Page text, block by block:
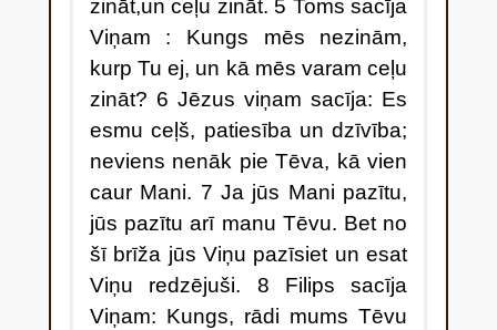
zināt,un ceļu zināt. 5 Toms sacīja
Viņam : Kungs mēs nezinām,
kurp Tu ej, un kā mēs varam ceļu
zināt? 6 Jēzus viņam sacīja: Es
esmu ceļš, patiesība un dzīvība;
neviens nenāk pie Tēva, kā vien
caur Mani. 7 Ja jūs Mani pazītu,
jūs pazītu arī manu Tēvu. Bet no
šī brīža jūs Viņu pazīsiet un esat
Viņu redzējuši. 8 Filips sacīja
Viņam: Kungs, rādi mums Tēvu